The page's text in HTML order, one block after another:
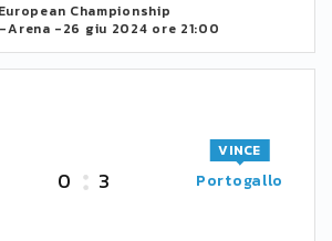
European Championship
Arena -26 giu 2024 ore 21:00
0 3 Portogallo
VINCE